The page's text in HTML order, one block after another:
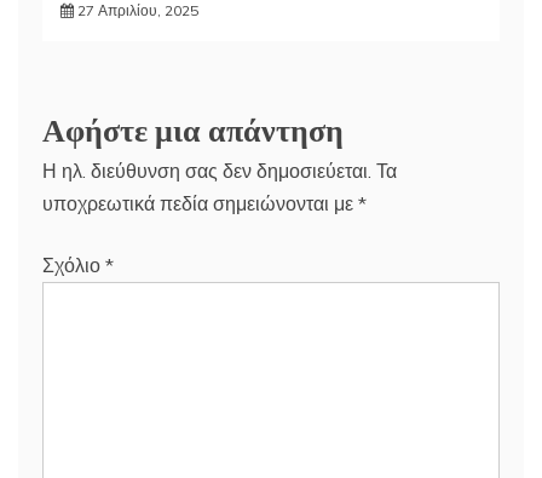
27 Απριλίου, 2025
Αφήστε μια απάντηση
Η ηλ. διεύθυνση σας δεν δημοσιεύεται. Τα
υποχρεωτικά πεδία σημειώνονται με *
Σχόλιο *